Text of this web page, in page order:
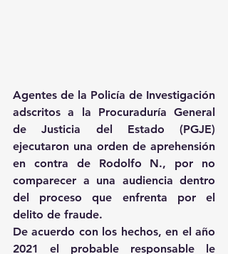
Agentes de la Policía de Investigación
adscritos a la Procuraduría General
de Justicia del Estado (PGJE)
ejecutaron una orden de aprehensión
en contra de Rodolfo N., por no
comparecer a una audiencia dentro
del proceso que enfrenta por el
delito de fraude.
De acuerdo con los hechos, en el año
2021 el probable responsable le